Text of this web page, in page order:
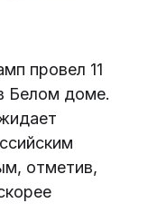
провел 11
Белом доме.
отметив,